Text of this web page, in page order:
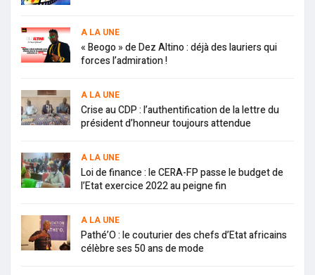
A LA UNE
« Beogo » de Dez Altino : déjà des lauriers qui
forces l’admiration !
A LA UNE
Crise au CDP : l’authentification de la lettre du
président d’honneur toujours attendue
A LA UNE
Loi de finance : le CERA-FP passe le budget de
l’Etat exercice 2022 au peigne fin
A LA UNE
Pathé’O : le couturier des chefs d’Etat africains
célèbre ses 50 ans de mode